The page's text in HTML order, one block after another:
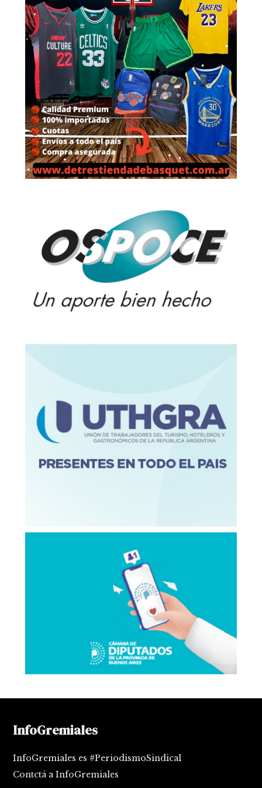
InfoGremiales
InfoGremiales es #PeriodismoSindical
Contctá a InfoGremiales